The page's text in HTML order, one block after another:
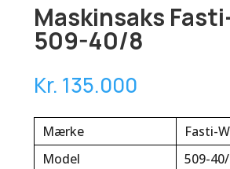
Maskinsaks
509-40/8
Kr. 135.000
Mærke
Fasti-
Model
509-